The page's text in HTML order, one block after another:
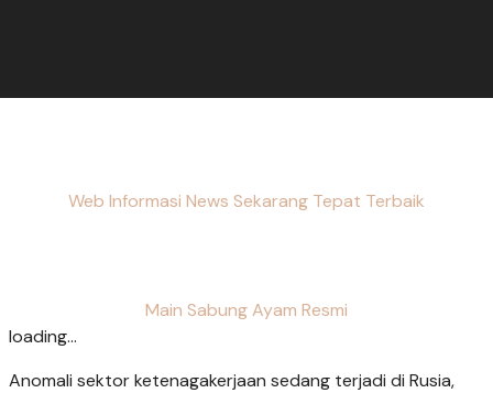
Web Informasi News Sekarang Tepat Terbaik
Main Sabung Ayam Resmi
loading...
Anomali sektor ketenagakerjaan sedang terjadi di Rusia,